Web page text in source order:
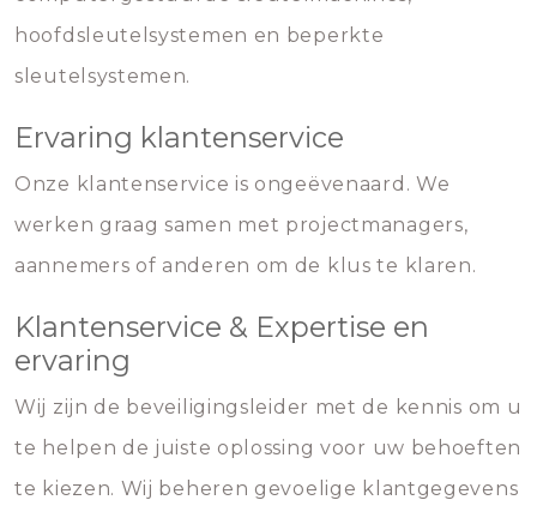
hoofdsleutelsystemen en beperkte
sleutelsystemen.
Ervaring klantenservice
Onze klantenservice is ongeëvenaard. We
werken graag samen met projectmanagers,
aannemers of anderen om de klus te klaren.
Klantenservice & Expertise en
ervaring
Wij zijn de beveiligingsleider met de kennis om u
te helpen de juiste oplossing voor uw behoeften
te kiezen. Wij beheren gevoelige klantgegevens